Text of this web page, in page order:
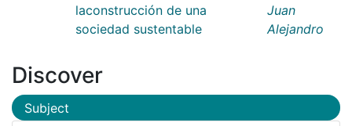
laconstrucción de una
sociedad sustentable
Juan
Alejandro
Discover
Subject